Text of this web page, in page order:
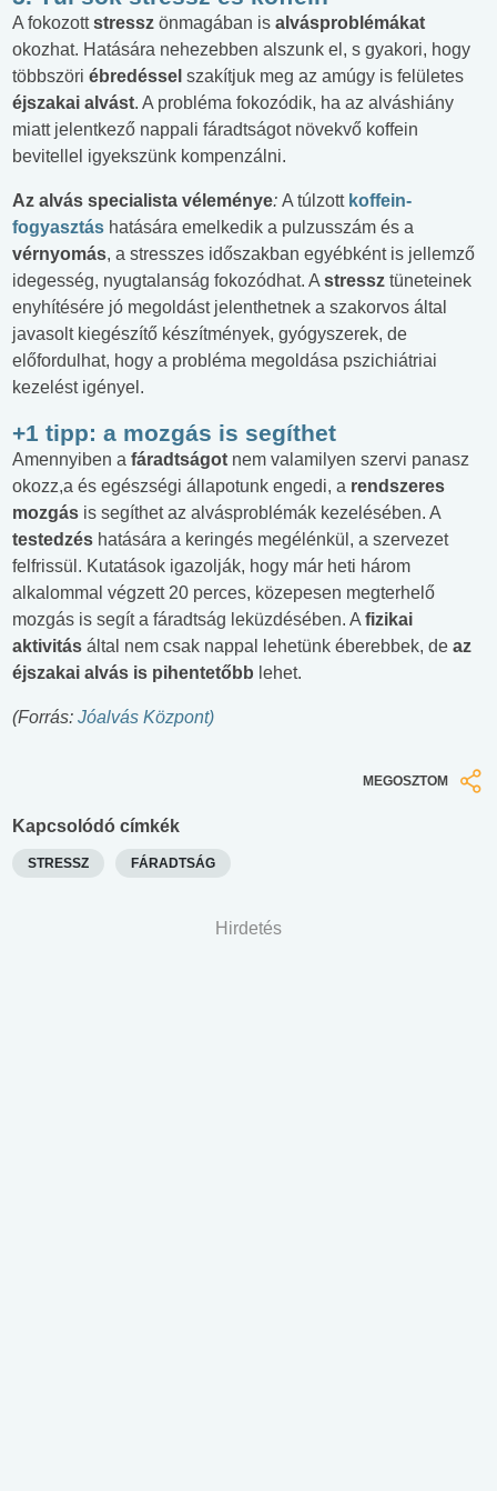
A fokozottstressz önmagában is alvásproblémákat
okozhat. Hatására nehezebben alszunk el, s gyakori, hogy
többszöri ébredéssel szakítjuk meg az amúgy is felületes
éjszakai alvást. A probléma fokozódik, ha az alváshiány
miatt jelentkező nappali fáradtságot növekvő koffein
bevitellel igyekszünk kompenzálni.
Az alvás specialista véleménye: A túlzott koffein-
fogyasztás hatására emelkedik a pulzusszám és a
vérnyomás, a stresszes időszakban egyébként is jellemző
idegesség, nyugtalanság fokozódhat. A stressz tüneteinek
enyhítésére jó megoldást jelenthetnek a szakorvos által
javasolt kiegészítő készítmények, gyógyszerek, de
előfordulhat, hogy a probléma megoldása pszichiátriai
kezelést igényel.
+1 tipp: a mozgás is segíthet
Amennyiben a fáradtságot nem valamilyen szervi panasz
okozz,a és egészségi állapotunk engedi, a rendszeres
mozgás is segíthet az alvásproblémák kezelésében. A
testedzés hatására a keringés megélénkül, a szervezet
felfrissül. Kutatások igazolják, hogy már heti három
alkalommal végzett 20 perces, közepesen megterhelő
mozgás is segít a fáradtság leküzdésében. A fizikai
aktivitás által nem csak nappal lehetünk éberebbek, de az
éjszakai alvás is pihentetőbb lehet.
(Forrás: Jóalvás Központ)
MEGOSZTOM
Kapcsolódó címkék
STRESSZ FÁRADTSÁG
Hirdetés